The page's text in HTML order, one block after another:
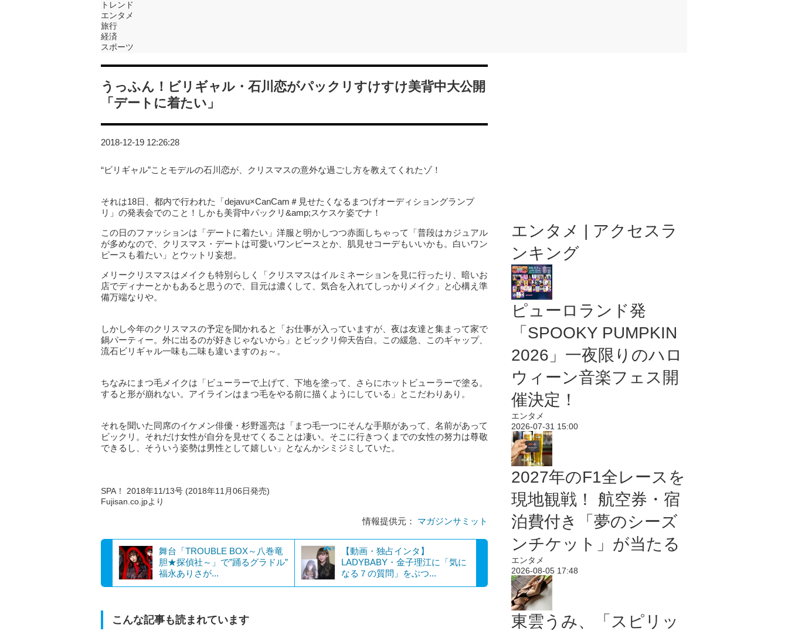
トレンド
エンタメ
旅行
経済
スポーツ
うっふん！ビリギャル・石川恋がパックリすけすけ美背中大公開
「デートに着たい」
2018-12-19 12:26:28
“ビリギャル”ことモデルの石川恋が、クリスマスの意外な過ごし方を教えてくれたゾ！
それは18日、都内で行われた「dejavu×CanCam＃見せたくなるまつげオーディショングランプ
リ」の発表会でのこと！しかも美背中パックリ&amp;スケスケ姿でナ！
この日のファッションは「デートに着たい」洋服と明かしつつ赤面しちゃって「普段はカジュアル
が多めなので、クリスマス・デートは可愛いワンピースとか、肌見せコーデもいいかも。白いワン
ピースも着たい」とウットリ妄想。
メリークリスマスはメイクも特別らしく「クリスマスはイルミネーションを見に行ったり、暗いお
店でディナーとかもあると思うので、目元は濃くして、気合を入れてしっかりメイク」と心構え準
備万端なりや。
しかし今年のクリスマスの予定を聞かれると「お仕事が入っていますが、夜は友達と集まって家で
鍋パーティー。外に出るのが好きじゃないから」とビックリ仰天告白。この緩急、このギャップ、
流石ビリギャル一味も二味も違いますのぉ～。
ちなみにまつ毛メイクは「ビューラーで上げて、下地を塗って、さらにホットビューラーで塗る。
すると形が崩れない。アイラインはまつ毛をやる前に描くようにしている」とこだわりあり。
それを聞いた同席のイケメン俳優・杉野遥亮は「まつ毛一つにそんな手順があって、名前があって
ビックリ。それだけ女性が自分を見せてくることは凄い。そこに行きつくまでの女性の努力は尊敬
できるし、そういう姿勢は男性として嬉しい」となんかシミジミしていた。
SPA！ 2018年11/13号 (2018年11月06日発売)
Fujisan.co.jpより
情報提供元： マガジンサミット
舞台「TROUBLE BOX～八巻竜
胆★探偵社～」で”踊るグラドル”
福永ありさが...
【動画・独占インタ】
LADYBABY・金子理江に「気に
なる７の質問」をぶつ...
こんな記事も読まれています
エンタメ | アクセスラ
ンキング
ピューロランド発
「SPOOKY PUMPKIN
2026」一夜限りのハロ
ウィーン音楽フェス開
催決定！
エンタメ
2026-07-31 15:00
2027年のF1全レースを
現地観戦！ 航空券・宿
泊費付き「夢のシーズ
ンチケット」が当たる
エンタメ
2026-08-05 17:48
東雲うみ、「スピリッ